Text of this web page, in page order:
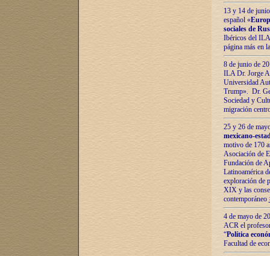
13 y 14 de
español «
sociales de
Ibéricos del ILA
página más en
8 de junio de
ILA Dr. Jorge
Universidad
Trump». Dr.
Sociedad y
migración
25 y 26 de
mexicano-
motivo de 170
Asociación de
Fundación de
Latinoamérica
exploración de
XIX y las
contemporáneo
4 de mayo de
ACR el
“Política
Facultad de